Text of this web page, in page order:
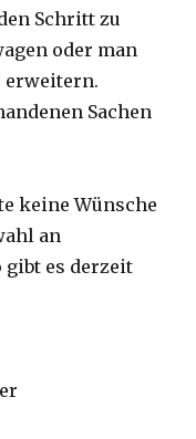
Schritt zu
oder man
erweitern.
Sachen
keine Wünsche
an
gibt es derzeit